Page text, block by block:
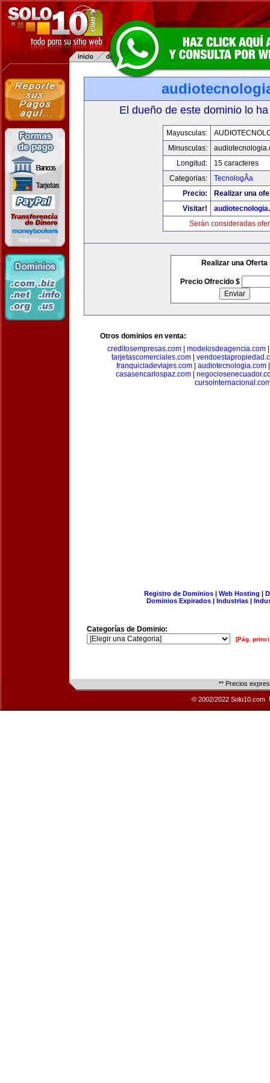
El dueño de este dominio lo
Mayusculas:
Minusculas:
Longitud:
15 caracteres
Categorias:
TecnologÃ­a
Precio:
Realizar una
Visitar!
Serán consideradas
Realizar una Oferta
Precio Ofrecido $
Otros dominios en venta:
creditosempresas.com| modelosdeagencia.com
tarjetascomerciales.com|
franquiciadeviajes.com| audiotecnologia.com
casasencarlospaz.com|
Registro de Dominios| Web Hosting |
Dominios Expirados | Industrias |
Categorías de Dominio:
[Pág.
** Precios
© 2002/2022 Solo10.com